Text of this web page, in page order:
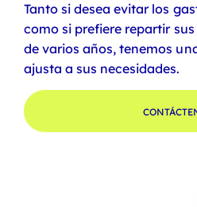
Tanto si desea evitar los
como si prefiere repartir
de varios años, tenemos
ajusta a sus necesidades.